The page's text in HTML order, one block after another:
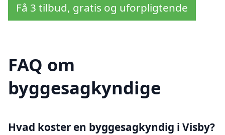
Få 3 tilbud, gratis og uforpligtende
FAQ om
byggesagkyndige
Hvad koster en byggesagkyndig i Visby?